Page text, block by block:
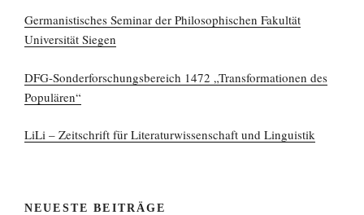
Germanistisches Seminar der Philosophischen Fakultät
Universität Siegen
DFG-Sonderforschungsbereich 1472 „Transformationen des
Populären“
LiLi – Zeitschrift für Literaturwissenschaft und Linguistik
NEUESTE BEITRÄGE